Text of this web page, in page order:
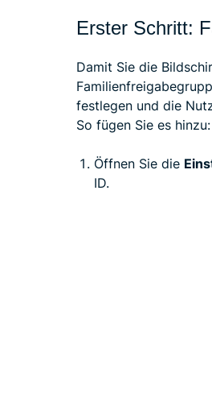
Erster Schritt:
Damit Sie die
festlegen und die
So fügen Sie es hinzu:
Öffnen Sie die
ID.